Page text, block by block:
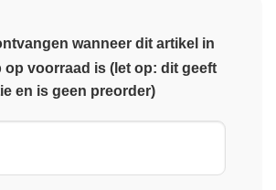
wanneer dit artikel in
op voorraad is (let op: dit geeft
en is geen preorder)